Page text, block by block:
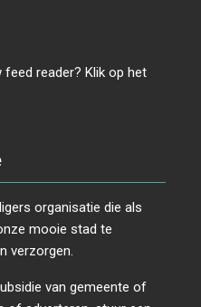
reader? Klik op het
organisatie die als
mooie stad te
verzorgen.
van gemeente of